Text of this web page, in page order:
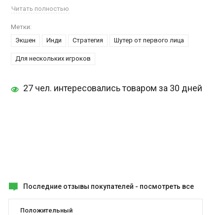
На этот раз вашему вниманию представляется экшен-стратегия,
классический шутер. Вам предстоит сразиться со злом, о
появлении которого предсказывали еще древние майя.
Игровой процесс Revelations 2012
опасными врагами, спасти человечество и вернуть плате былое
Читать полностью
Метки:
Экшен
Инди Стратегия Шутер от первого лица
Для нескольких игроков
27 чел. интересовались товаром за 30 дней
Последние отзывы покупателей - посмотреть все
Положительный